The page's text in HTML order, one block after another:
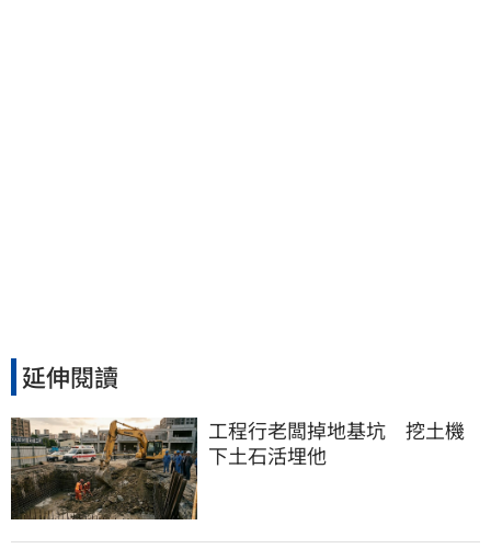
延伸閱讀
工程行老闆掉地基坑　挖土機
下土石活埋他